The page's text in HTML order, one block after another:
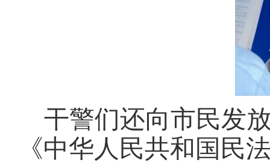
干警们还向市民发
《中华人民共和国民